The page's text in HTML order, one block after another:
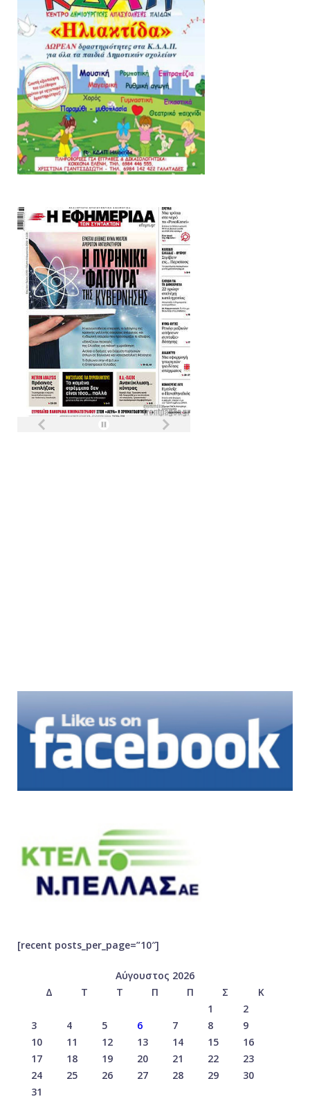
[recent posts_per_page=”10″]
Αύγουστος 2026
Δ
Τ Τ Π Π Σ
Κ
1
2
3
4 5 6 7 8
9
10
11 12 13 14 15
16
17
18 19 20 21 22
23
24
25 26 27 28 29
30
31